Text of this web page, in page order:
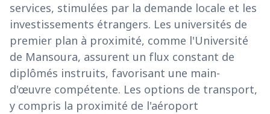
services, stimulées par la demande locale et les
investissements étrangers. Les universités de
premier plan à proximité, comme l'Université
de Mansoura, assurent un flux constant de
diplômés instruits, favorisant une main-
d'œuvre compétente. Les options de transport,
y compris la proximité de l'aéroport